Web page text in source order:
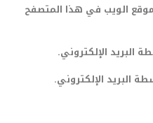
الويب في هذا المتصفح
البريد الإلكتروني.
البريد الإلكتروني.